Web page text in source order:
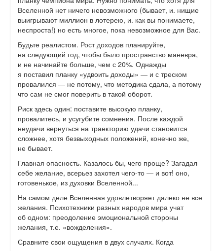
Вселенной нет ничего невозможного (бывает, и. нищие
выигрывают миллион в лотерею, и. как вы понимаете,
неспроста!) но есть многое, пока невозможное для Вас.
Будьте реалистом. Рост доходов планируйте,
на следующий год, чтобы было пространство маневра,
и не начинайте больше, чем с 20%. Однажды
я поставил планку «удвоить доходы» — и с треском
провалился — не потому, что методика сдала, а потому
что сам не смог поверить в такой оборот.
Риск здесь один: поставите высокую планку,
провалитесь, и усугубите сомнения. После каждой
неудачи вернуться на траекторию удачи становится
сложнее, хотя безвыходных положений, конечно же,
не бывает.
Главная опасность. Казалось бы, чего проще? Загадал
себе желание, всерьез захотел чего-то — и вот! оно,
готовенькое, из духовки Вселенной...
На самом деле Вселенная удовлетворяет далеко не все
желания. Психотехники разных народов мира учат
об одном: преодоление эмоциональной стороны
желания, т.е. «вожделения».
Сравните свои ощущения в двух случаях. Когда